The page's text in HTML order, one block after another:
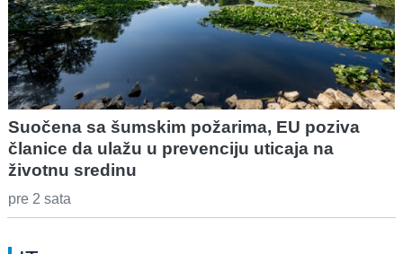
Suočena sa šumskim požarima, EU poziva
članice da ulažu u prevenciju uticaja na
životnu sredinu
pre 2 sata